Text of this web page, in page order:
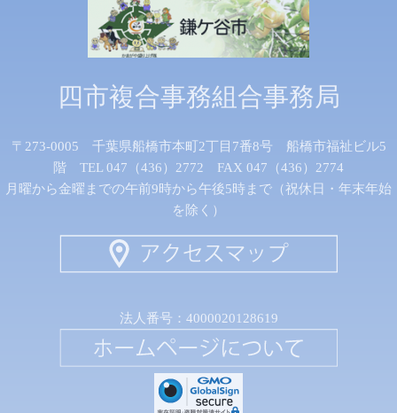
四市複合事務組合事務局
〒273-0005 千葉県船橋市本町2丁目7番8号 船橋市福祉ビル5
階 TEL 047（436）2772 FAX 047（436）2774
月曜から金曜までの午前9時から午後5時まで（祝休日・年末年始
を除く）
法人番号：4000020128619